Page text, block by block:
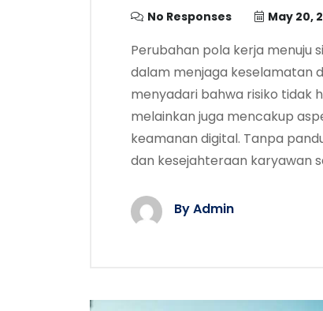
No Responses May 20,
Perubahan pola kerja menuju
dalam menjaga keselamatan
menyadari bahwa risiko tidak
melainkan juga mencakup
keamanan digital. Tanpa
dan kesejahteraan karyawan
By Admin